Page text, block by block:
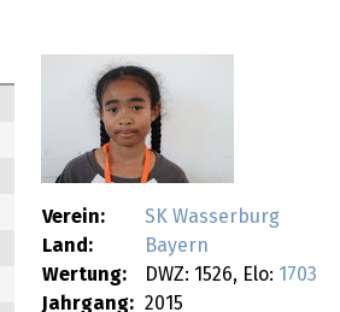
Verein:
SK Wasserburg
Land:
Bayern
Wertung:
DWZ: 1526, Elo: 1703
Jahrgang: 2015